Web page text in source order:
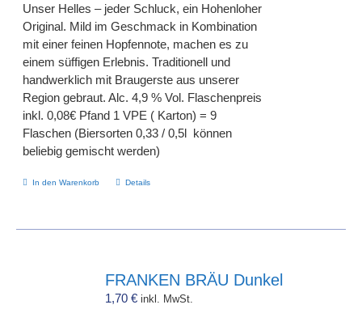
Unser Helles – jeder Schluck, ein Hohenloher
Original. Mild im Geschmack in Kombination
mit einer feinen Hopfennote, machen es zu
einem süffigen Erlebnis. Traditionell und
handwerklich mit Braugerste aus unserer
Region gebraut. Alc. 4,9 % Vol. Flaschenpreis
inkl. 0,08€ Pfand 1 VPE ( Karton) = 9
Flaschen (Biersorten 0,33 / 0,5l können
beliebig gemischt werden)
In den Warenkorb Details
FRANKEN BRÄU Dunkel
1,70€ inkl. MwSt.